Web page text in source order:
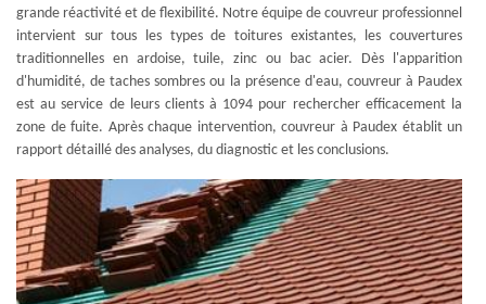
grande réactivité et de flexibilité. Notre équipe de couvreur professionnel
intervient sur tous les types de toitures existantes, les couvertures
traditionnelles en ardoise, tuile, zinc ou bac acier. Dès l'apparition
d'humidité, de taches sombres ou la présence d'eau, couvreur à Paudex
est au service de leurs clients à 1094 pour rechercher efficacement la
zone de fuite. Après chaque intervention, couvreur à Paudex établit un
rapport détaillé des analyses, du diagnostic et les conclusions.